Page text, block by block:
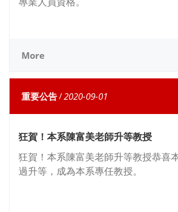
More
重要公告/2020-09-01
狂賀！本系陳富美老師升等教授
狂賀！本系陳富美老師升等教授恭喜
過升等，成為本系專任教授。